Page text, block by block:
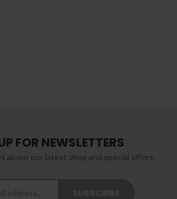
FOR NEWSLETTERS
about our latest shop and special offers.